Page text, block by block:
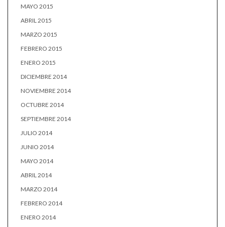
MAYO 2015
ABRIL 2015
MARZO 2015
FEBRERO 2015
ENERO 2015
DICIEMBRE 2014
NOVIEMBRE 2014
OCTUBRE 2014
SEPTIEMBRE 2014
JULIO 2014
JUNIO 2014
MAYO 2014
ABRIL 2014
MARZO 2014
FEBRERO 2014
ENERO 2014